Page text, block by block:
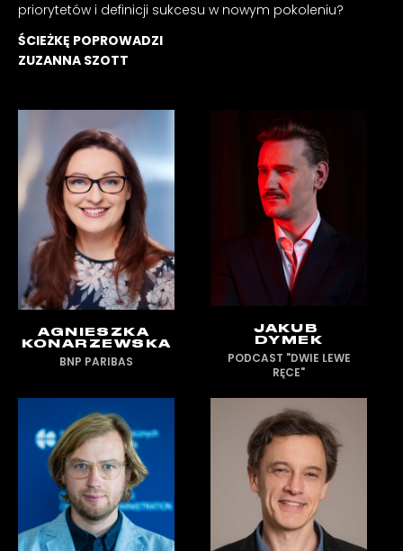
priorytetów i definicji sukcesu w nowym pokoleniu?
ŚCIEŻKĘ POPROWADZI
ZUZANNA SZOTT
AGNIESZKA
KONARZEWSKA
BNP PARIBAS
JAKUB
DYMEK
PODCAST "DWIE LEWE
RĘCE"